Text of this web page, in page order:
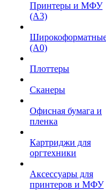
Принтеры и МФУ
(А3)
(А0)
Плоттеры
Сканеры
Офисная бумага и
пленка
Картриджи для
оргтехники
Аксессуары для
принтеров и МФУ